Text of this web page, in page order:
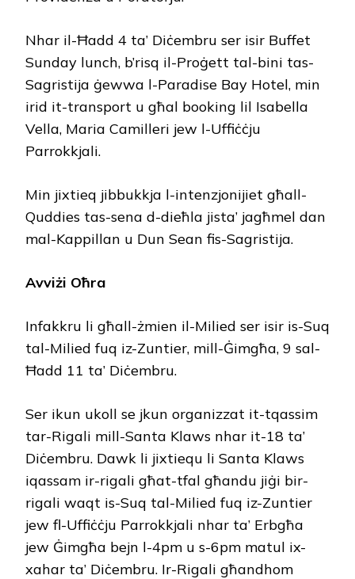
Nhar il-Ħadd 4 ta’ Diċembru ser isir Buffet
Sunday lunch, b’risq il-Proġett tal-bini tas-
Sagristija ġewwa l-Paradise Bay Hotel, min
irid it-transport u għal booking lil Isabella
Vella, Maria Camilleri jew l-Uffiċċju
Parrokkjali.
Min jixtieq jibbukkja l-intenzjonijiet għall-
Quddies tas-sena d-dieħla jista’ jagħmel dan
mal-Kappillan u Dun Sean fis-Sagristija.
Avviżi Oħra
Infakkru li għall-żmien il-Milied ser isir is-Suq
tal-Milied fuq iz-Zuntier, mill-Ġimgħa, 9 sal-
Ħadd 11 ta’ Diċembru.
Ser ikun ukoll se jkun organizzat it-tqassim
tar-Rigali mill-Santa Klaws nhar it-18 ta’
Diċembru. Dawk li jixtiequ li Santa Klaws
iqassam ir-rigali għat-tfal għandu jiġi bir-
rigali waqt is-Suq tal-Milied fuq iz-Zuntier
jew fl-Uffiċċju Parrokkjali nhar ta’ Erbgħa
jew Ġimgħa bejn l-4pm u s-6pm matul ix-
xahar ta’ Diċembru. Ir-Rigali għandhom